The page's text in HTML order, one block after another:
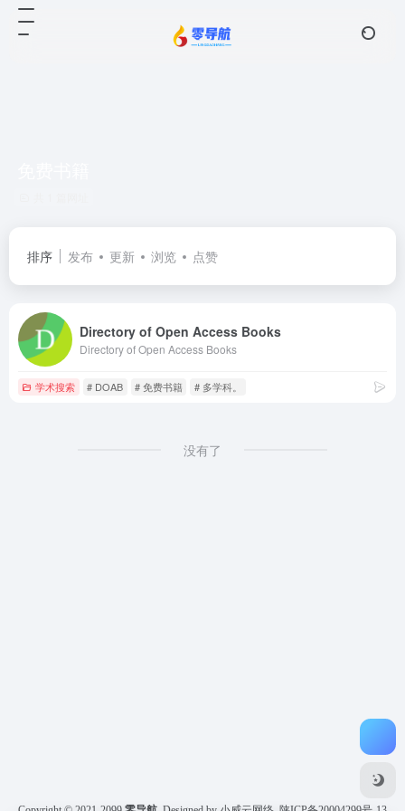
排序 发布 更新 浏览 点赞
Directory of Open Access Books
Directory of Open Access Books
学术搜索 # DOAB # 免费书籍 # 多学科。
没有了